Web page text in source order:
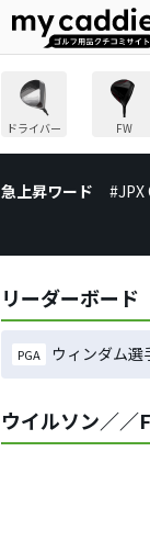
ドライバー FW
急上昇ワード #JPX
リーダーボード
PGA ウィンダム選
ウイルソン／／